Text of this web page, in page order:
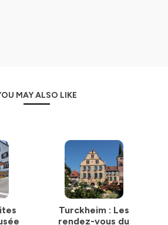
MAY ALSO LIKE
Turckheim : Les
rendez-vous du